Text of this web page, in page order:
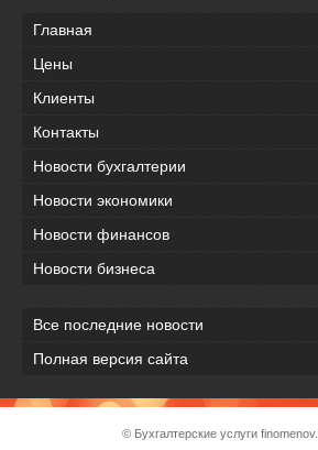
Главная
Цены
Клиенты
Контакты
Новости бухгалтерии
Новости экономики
Новости финансов
Новости бизнеса
Все последние новости
Полная версия сайта
© Бухгалтерские услуги